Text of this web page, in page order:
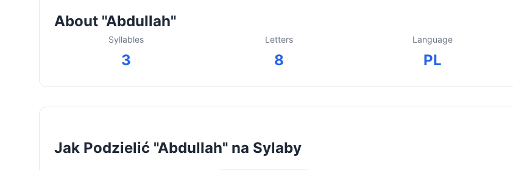
About "Abdullah"
Syllables
3
Letters
8
Language
PL
Jak Podzielić "Abdullah" na Sylaby